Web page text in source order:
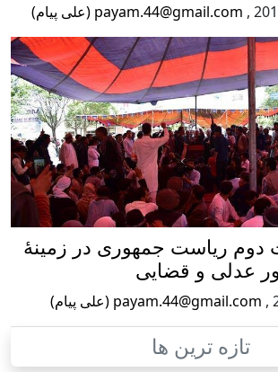
, payam.44@gmail.com (علی پیام)
دوم ریاست جمهوری در زمینۀ
عدلی و قضایی
, payam.44@gmail.com (علی پیام)
تازه ترین ها